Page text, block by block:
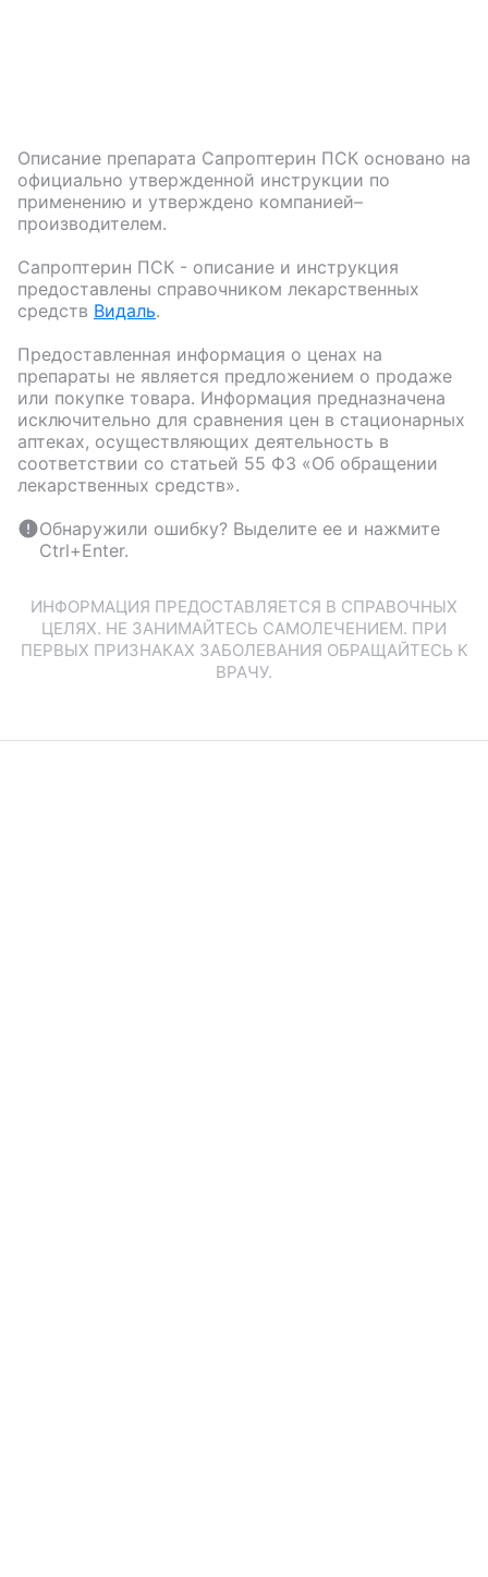
Описание препарата Сапроптерин ПСК основано на
официально утвержденной инструкции по
применению и утверждено компанией–
производителем.
Сапроптерин ПСК - описание и инструкция
предоставлены справочником лекарственных
средств Видаль.
Предоставленная информация о ценах на
препараты не является предложением о продаже
или покупке товара. Информация предназначена
исключительно для сравнения цен в стационарных
аптеках, осуществляющих деятельность в
соответствии со статьей 55 ФЗ «Об обращении
лекарственных средств».
Обнаружили ошибку? Выделите ее и нажмите
Ctrl+Enter.
ИНФОРМАЦИЯ ПРЕДОСТАВЛЯЕТСЯ В СПРАВОЧНЫХ
ЦЕЛЯХ. НЕ ЗАНИМАЙТЕСЬ САМОЛЕЧЕНИЕМ. ПРИ
ПЕРВЫХ ПРИЗНАКАХ ЗАБОЛЕВАНИЯ ОБРАЩАЙТЕСЬ К
ВРАЧУ.